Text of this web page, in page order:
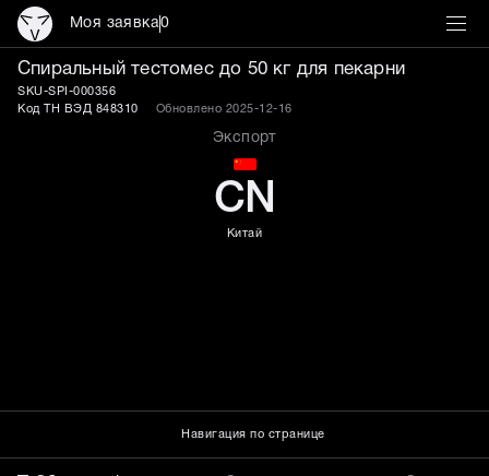
Моя заявка0
Спиральный тестомес до
Спиральный тестомес до 50 кг для пекарни
SKU-SPI-000356
Код ТН ВЭД 848310
Обновлено 2025-12-16
Экспорт
CN
Китай
Навигация по странице